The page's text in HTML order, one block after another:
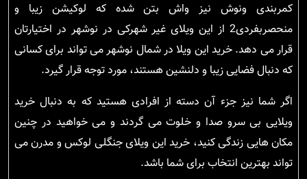
کمربندی ونوش نیز واش بتن شده که لوکیشن زیبا و
منحصربفردی2 از این ویلای غیر شهرکی در نوشهر در اختیارتان
قرار می دهد. خرید این ویلا در شمال نوشهر می تواند برای کسانی
که دنبال فضایی زیبا و دلنشین هستند، مورد توجه قرار گیرد.
اگر شما نیز جزء آن دسته از افرادی هستید که به دنبال خرید
ویلایی بی سرو صدا و خلوت می گردند و می خواهید در چنین
مکان هایی زندگی کنید، خرید این ویلای جنگلی لوکس و مدرن می
تواند بهترین انتخاب برای شما باشد.